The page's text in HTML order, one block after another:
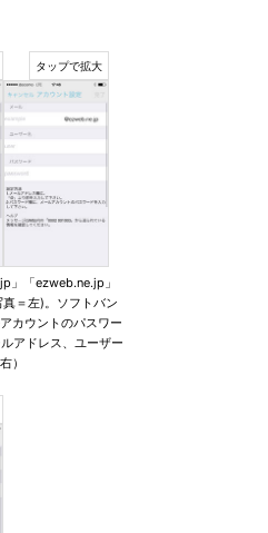
」「ezweb.ne.jp」
＝左)。ソフトバン
カウントのパスワー
アドレス、ユーザー
）